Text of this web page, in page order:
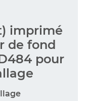
imprimé
de fond
pour